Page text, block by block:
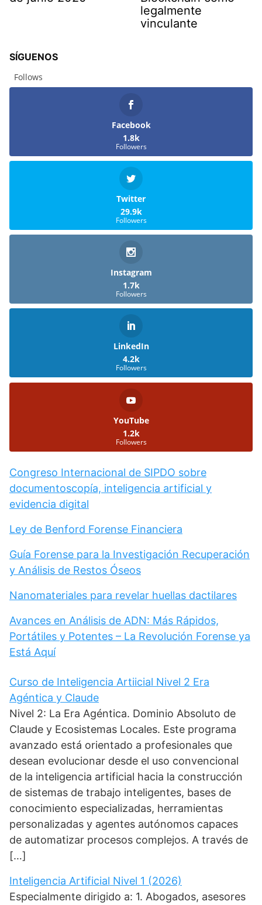
legalmente
vinculante
SÍGUENOS
Follows
Facebook
1.8k
Followers
Twitter
29.9k
Followers
Instagram
1.7k
Followers
LinkedIn
4.2k
Followers
YouTube
1.2k
Followers
Congreso Internacional de SIPDO sobre
documentoscopía, inteligencia artificial y
evidencia digital
Ley de Benford Forense Financiera
Guía Forense para la Investigación Recuperación
y Análisis de Restos Óseos
Nanomateriales para revelar huellas dactilares
Avances en Análisis de ADN: Más Rápidos,
Portátiles y Potentes – La Revolución Forense ya
Está Aquí
Curso de Inteligencia Artiicial Nivel 2 Era
Agéntica y Claude
Nivel 2: La Era Agéntica. Dominio Absoluto de
Claude y Ecosistemas Locales. Este programa
avanzado está orientado a profesionales que
desean evolucionar desde el uso convencional
de la inteligencia artificial hacia la construcción
de sistemas de trabajo inteligentes, bases de
conocimiento especializadas, herramientas
personalizadas y agentes autónomos capaces
de automatizar procesos complejos. A través de
[…]
Inteligencia Artificial Nivel 1 (2026)
Especialmente dirigido a: 1. Abogados, asesores